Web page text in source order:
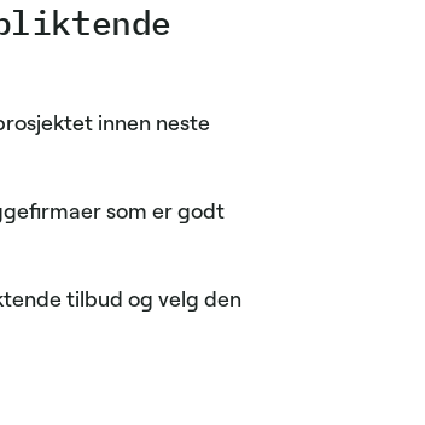
innen neste
som er godt
tilbud og velg den